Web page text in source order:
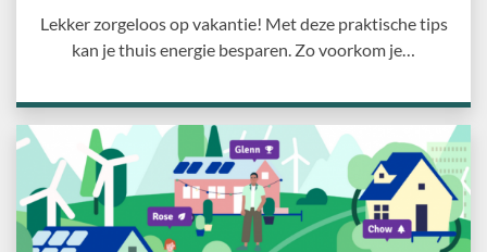
Lekker zorgeloos op vakantie! Met deze praktische tips
kan je thuis energie besparen. Zo voorkom je…